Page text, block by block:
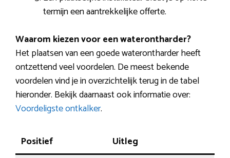
termijn een aantrekkelijke offerte.
Waarom kiezen voor een waterontharder?
Het plaatsen van een goede waterontharder heeft
ontzettend veel voordelen. De meest bekende
voordelen vind je in overzichtelijk terug in de tabel
hieronder. Bekijk daarnaast ook informatie over:
Voordeligste ontkalker.
Positief Uitleg